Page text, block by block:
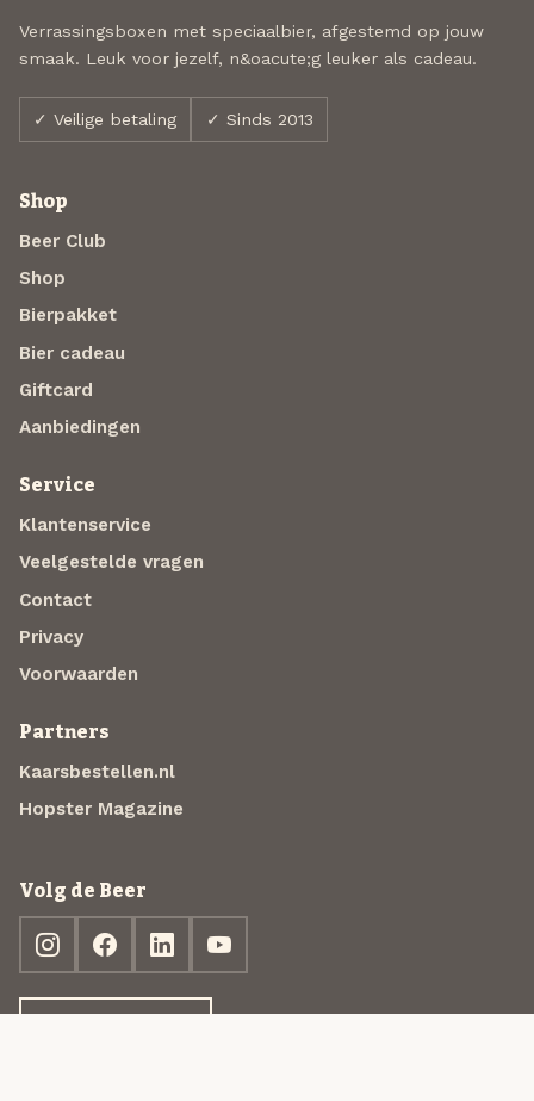
Verrassingsboxen met speciaalbier, afgestemd op jouw
smaak. Leuk voor jezelf, n&oacute;g leuker als cadeau.
✓ Veilige betaling ✓ Sinds 2013
Shop
Beer Club
Shop
Bierpakket
Bier cadeau
Giftcard
Aanbiedingen
Service
Klantenservice
Veelgestelde vragen
Contact
Privacy
Voorwaarden
Partners
Kaarsbestellen.nl
Hopster Magazine
Volg de Beer